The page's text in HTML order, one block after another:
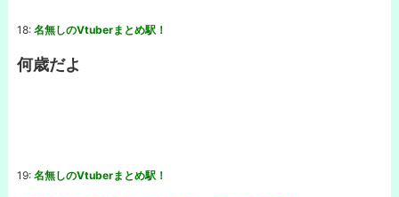
18: 名無しのVtuberまとめ駅！
何歳だよ
19: 名無しのVtuberまとめ駅！